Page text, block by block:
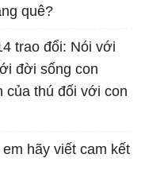
quê?
trao đổi: Nói với
đời sống con
thú đối với con
hãy viết cam kết